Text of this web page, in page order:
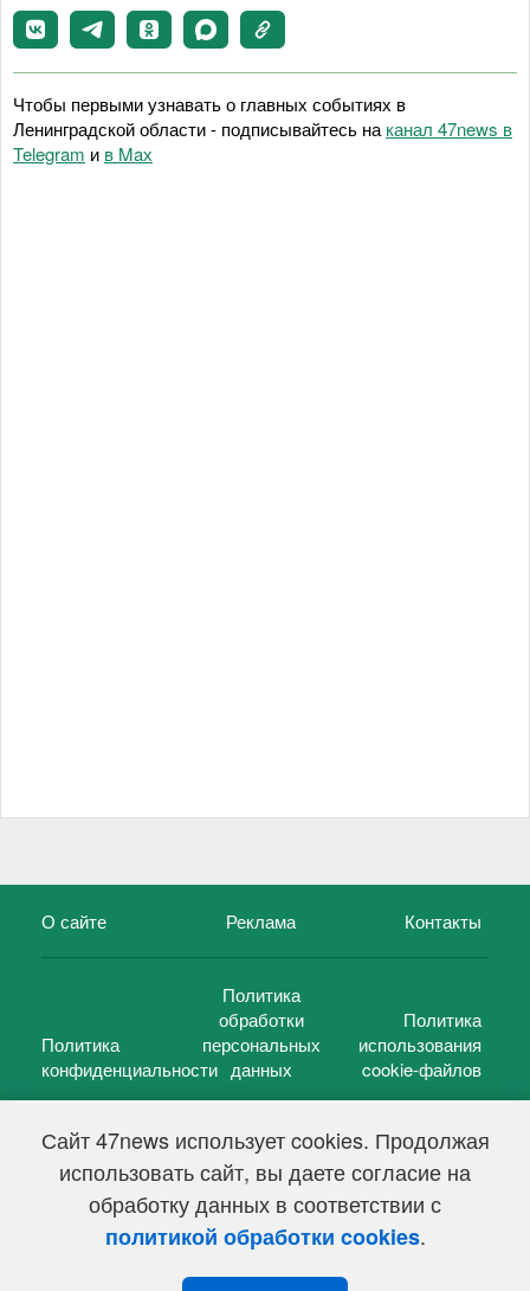
Сайт 47news использует cookies. Продолжая
использовать сайт, вы даете согласие на
обработку данных в соответствии с
политикой обработки cookies.
Чтобы первыми узнавать о главных событиях в
Ленинградской области - подписывайтесь на канал 47news в
Telegram и в Maх
О сайте Реклама Контакты
Политика
конфиденциальности
Политика
обработки
персональных
данных
Политика
использования
cookie-файлов
47 новостей (47 news)2005 — 2026 г.
Свидетельство о регистрации СМИ Эл № ФС 77-39848, выдано
Федеральной службой по надзору в сфере связи,
информационных технологий и массовых коммуникаций